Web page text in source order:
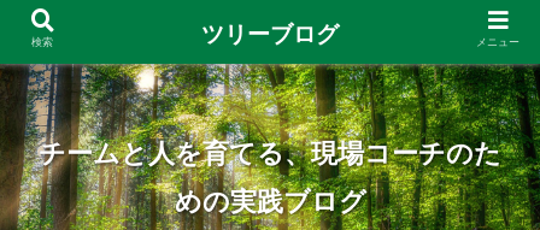
チームと人を育てる、現場コーチのた
めの実践ブログ
検索 ツリーブログ メニュー